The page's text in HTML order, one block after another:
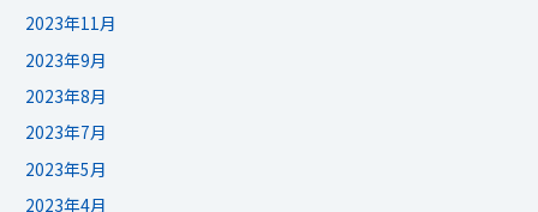
2023年11月
2023年9月
2023年8月
2023年7月
2023年5月
2023年4月